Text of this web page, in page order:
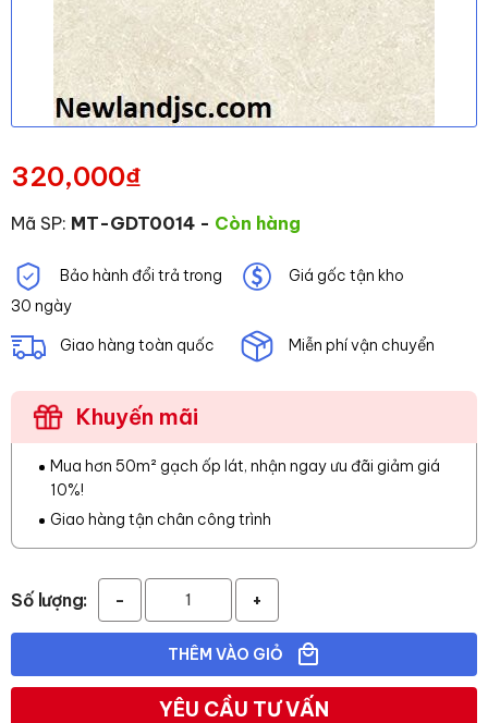
320,000₫
Mã SP: MT-GDT0014 - Còn hàng
Bảo hành đổi trả trong
30 ngày
Giá gốc tận kho
Giao hàng toàn quốc Miễn phí vận chuyển
Khuyến mãi
Mua hơn 50m² gạch ốp lát, nhận ngay ưu đãi giảm giá
10%!
Giao hàng tận chân công trình
Số lượng: - +
THÊM VÀO GIỎ
YÊU CẦU TƯ VẤN